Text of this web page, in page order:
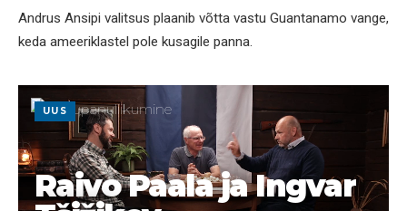
Andrus Ansipi valitsus plaanib võtta vastu Guantanamo vange,
keda ameeriklastel pole kusagile panna.
UUS
Raivo Paala ja Ingvar